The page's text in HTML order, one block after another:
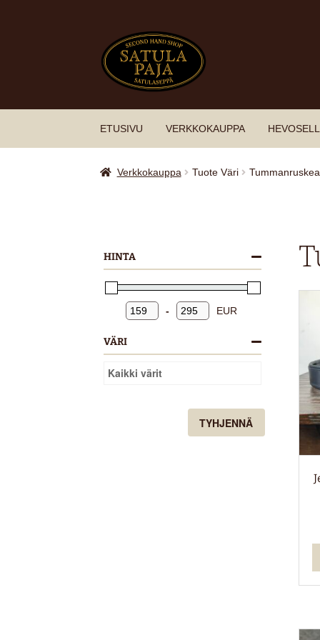
Siirry
navigointiin
Siirry
sisältöön
ETUSIVU VERKKOKAUPPA
Verkkokauppa Tuote Väri Tummanruskea
HINTA
- EUR
VÄRI
Kaikki värit
TYHJENNÄ